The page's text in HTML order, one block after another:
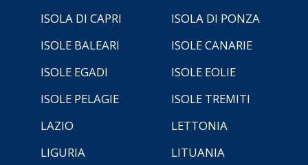
ISOLA DI CAPRI
ISOLA DI PONZA
ISOLE BALEARI
ISOLE CANARIE
ISOLE EGADI
ISOLE EOLIE
ISOLE PELAGIE
ISOLE TREMITI
LAZIO
LETTONIA
LIGURIA
LITUANIA